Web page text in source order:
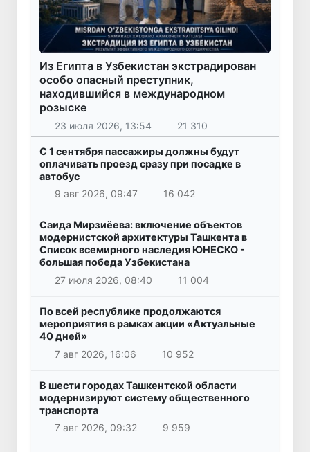
Из Египта в Узбекистан экстрадирован
особо опасный преступник,
находившийся в международном
розыске
23 июля 2026, 13:54 21 310
С 1 сентября пассажиры должны будут
оплачивать проезд сразу при посадке в
автобус
9 авг 2026, 09:47
16 042
Саида Мирзиёева: включение объектов
модернистской архитектуры Ташкента в
Список всемирного наследия ЮНЕСКО -
большая победа Узбекистана
27 июля 2026, 08:40
11 004
По всей республике продолжаются
мероприятия в рамках акции «Актуальные
40 дней»
7 авг 2026, 16:06
10 952
В шести городах Ташкентской области
модернизируют систему общественного
транспорта
7 авг 2026, 09:32
9 959